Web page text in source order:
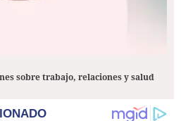
sobre trabajo, relaciones y salud